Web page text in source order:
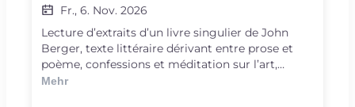
Fr., 6. Nov. 2026
Lecture d’extraits d’un livre singulier de John
Berger, texte littéraire dérivant entre prose et
poème, confessions et méditation sur l’art,
l’amour, le déracinement, le temps, l’absence.
Mehr